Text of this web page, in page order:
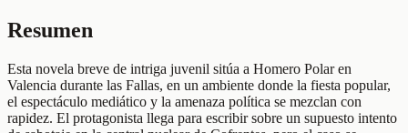
Resumen
Esta novela breve de intriga juvenil sitúa a Homero Polar en
Valencia durante las Fallas, en un ambiente donde la fiesta popular,
el espectáculo mediático y la amenaza política se mezclan con
rapidez. El protagonista llega para escribir sobre un supuesto intento